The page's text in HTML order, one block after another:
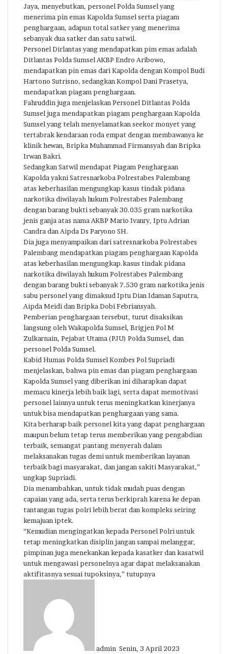
Jaya, menyebutkan, personel Polda Sumsel yang
menerima pin emas Kapolda Sumsel serta piagam
penghargaan, adapun total satker yang menerima
sebanyak dua satker dan satu satwil.
Personel Dirlantas yang mendapatkan pim emas adalah
Ditlantas Polda Sumsel AKBP Endro Aribowo,
mendapatkan pin emas dari Kapolda dengan Kompol Budi
Hartono Sutrisno, sedangkan Kompol Dani Prasetya,
mendapatkan piagam penghargaan.
Fahruddin juga menjelaskan Personel Ditlantas Polda
Sumsel juga mendapatkan piagam penghargaan Kapolda
Sumsel yang telah menyelamatkan seekor monyet yang
tertabrak kendaraan roda empat dengan membawanya ke
klinik hewan, Bripka Muhammad Firmansyah dan Bripka
Irwan Bakri.
Sedangkan Satwil mendapat Piagam Penghargaan
Kapolda yakni Satresnarkoba Polrestabes Palembang
atas keberhasilan mengungkap kasus tindak pidana
narkotika diwilayah hukum Polrestabes Palembang
dengan barang bukti sebanyak 30.035 gram narkotika
jenis ganja atas nama AKBP Mario Ivanry, Iptu Adrian
Candra dan Aipda Ds Paryono SH.
Dia juga menyampaikan dari satresnarkoba Polrestabes
Palembang mendapatkan piagam penghargaan Kapolda
atas keberhasilan mengungkap.kasus tindak pidana
narkotika diwilayah hukum Polrestabes Palembang
dengan barang bukti sebanyak 7.530 gram narkotika jenis
sabu personel yang dimaksud Iptu Dian Idaman Saputra,
Aipda Meidi dan Bripka Dobi Febriansyah.
Pemberian penghargaan tersebut, turut disaksikan
langsung oleh Wakapolda Sumsel, Brigjen Pol M
Zulkarnain, Pejabat Utama (PJU) Polda Sumsel, dan
personel Polda Sumsel.
Kabid Humas Polda Sumsel Kombes Pol Supriadi
menjelaskan, bahwa pin emas dan piagam penghargaan
Kapolda Sumsel yang diberikan ini diharapkan dapat
memacu kinerja lebih baik lagi, serta dapat memotivasi
personel lainnya untuk terus meningkatkan kinerjanya
untuk bisa mendapatkan penghargaan yang sama.
Kita berharap baik personel kita yang dapat penghargaan
maupun belum tetap terus memberikan yang pengabdian
terbaik, semangat pantang menyerah dalam
melaksanakan tugas demi untuk memberikan layanan
terbaik bagi masyarakat, dan jangan sakiti Masyarakat,”
ungkap Supriadi.
Dia menambahkan, untuk tidak mudah puas dengan
capaian yang ada, serta terus berkiprah karena ke depan
tantangan tugas polri lebih berat dan kompleks seiring
kemajuan iptek.
“Kemudian mengingatkan kepada Personel Polri untuk
tetap meningkatkan disiplin jangan sampai melanggar,
pimpinan juga menekankan kepada kasatker dan kasatwil
untuk mengawasi personelnya agar dapat melaksanakan
aktifitasnya sesuai tupoksinya,” tutupnya
admin Senin, 3 April 2023